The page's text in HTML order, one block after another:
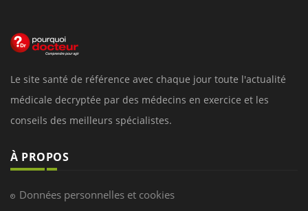
Le site santé de référence avec chaque jour toute l'actualité
médicale decryptée par des médecins en exercice et les
conseils des meilleurs spécialistes.
À PROPOS
Données personnelles et cookies